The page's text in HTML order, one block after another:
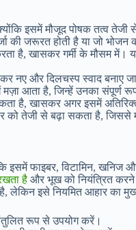
इसमें मौजूद पोषक तत्व तेजी
की जरूरत होती है या जो
है, खासकर गर्मी के मौसम में।
नए और दिलचस्प स्वाद बनाए
आता है, जिन्हें उनका संपूर्ण रूप
है, खासकर अगर इसमें
को तेजी से बढ़ा सकता है,
फाइबर, विटामिन, खनिज
है और भूख को नियंत्रित
इसे नियमित आहार का
रूप से उपयोग करें।